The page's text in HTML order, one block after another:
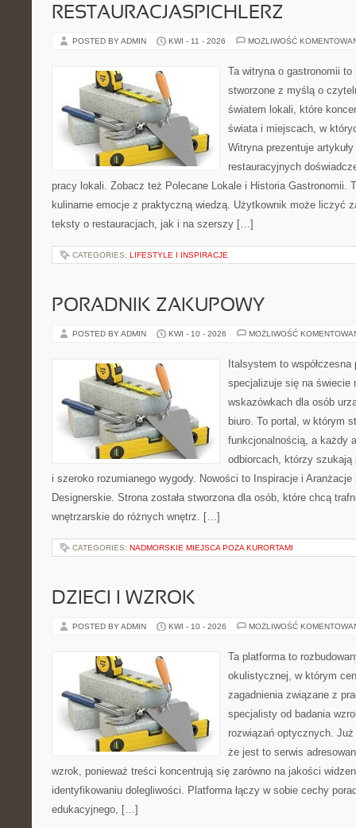
RESTAURACJASPICHLERZ
POSTED BY ADMIN KWI - 11 - 2026 MOŻLIWOŚĆ
Ta witryna o gastronomii
stworzone z myślą o
światem lokali, które
świata i miejscach, w
Witryna prezentuje
restauracyjnych
pracy lokali. Zobacz też Polecane Lokale i Historia Gastronomii.
kulinarne emocje z praktyczną wiedzą. Użytkownik może liczyć
teksty o restauracjach, jak i na szerszy […]
CATEGORIES: LIFESTYLE I INSPIRACJE
PORADNIK ZAKUPOWY
POSTED BY ADMIN KWI - 10 - 2026 MOŻLIWOŚĆ
Italsystem to
specjalizuje się na świecie
wskazówkach dla osób
biuro. To portal, w którym
funkcjonalnością, a każdy
odbiorcach, którzy szukają
i szeroko rozumianego wygody. Nowości to Inspiracje i
Designerskie. Strona została stworzona dla osób, które chcą
wnętrzarskie do różnych wnętrz. […]
CATEGORIES: NADMORSKIE MIEJSCA POZA KURORTAMI
DZIECI I WZROK
POSTED BY ADMIN KWI - 10 - 2026 MOŻLIWOŚĆ
Ta platforma to
okulistycznej, w którym
zagadnienia związane z
specjalisty od badania
rozwiązań optycznych.
że jest to serwis
wzrok, ponieważ treści koncentrują się zarówno na jakości
identyfikowaniu dolegliwości. Platforma łączy w sobie cechy
edukacyjnego, […]